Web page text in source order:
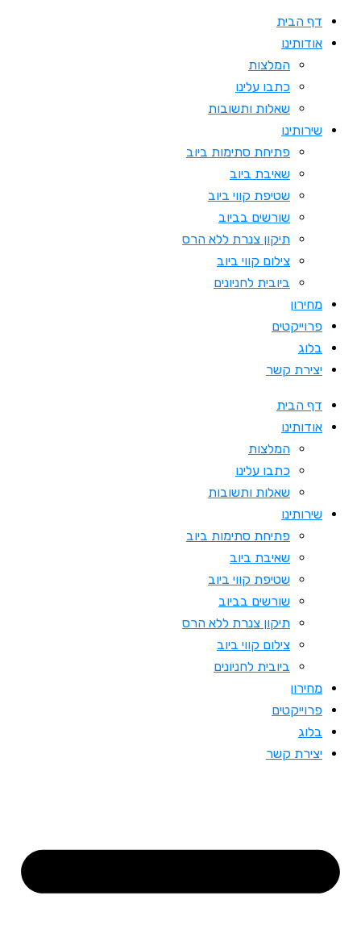
דף הבית
אודותינו
המלצות
כתבו עלינו
שאלות ותשובות
שירותינו
פתיחת סתימות ביוב
שאיבת ביוב
שטיפת קווי ביוב
שורשים בביוב
תיקון צנרת ללא הרס
צילום קווי ביוב
ביובית לחניונים
מחירון
פרוייקטים
בלוג
יצירת קשר
דף הבית
אודותינו
המלצות
כתבו עלינו
שאלות ותשובות
שירותינו
פתיחת סתימות ביוב
שאיבת ביוב
שטיפת קווי ביוב
שורשים בביוב
תיקון צנרת ללא הרס
צילום קווי ביוב
ביובית לחניונים
מחירון
פרוייקטים
בלוג
יצירת קשר